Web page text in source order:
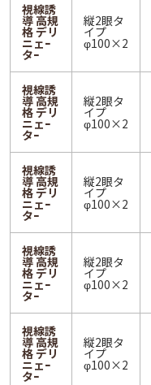
視線誘
導 高規
格 デリ
ニェｰ
タｰ
縦2眼タ
イプ
φ100×2
視線誘
導 高規
格 デリ
ニェｰ
タｰ
縦2眼タ
イプ
φ100×2
視線誘
導 高規
格 デリ
ニェｰ
タｰ
縦2眼タ
イプ
φ100×2
視線誘
導 高規
格 デリ
ニェｰ
タｰ
縦2眼タ
イプ
φ100×2
視線誘
導 高規
格 デリ
ニェｰ
タｰ
縦2眼タ
イプ
φ100×2